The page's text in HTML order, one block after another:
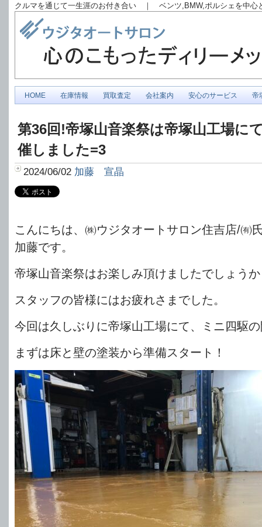
クルマを通じて一生涯のお付き合い ｜ ベンツ,BMW,ポルシェを中
HOME 在庫情報 買取査定 会社案内 安心のサービス 帝
第36回!帝塚山音楽祭は帝塚山工場に
催しました=3
2024/06/02 加藤 宣晶
こんにちは、㈱ウジタオートサロン住吉店/㈲
加藤です。
帝塚山音楽祭はお楽しみ頂けましたでしょう
スタッフの皆様にはお疲れさまでした。
今回は久しぶりに帝塚山工場にて、ミニ四駆
まずは床と壁の塗装から準備スタート！